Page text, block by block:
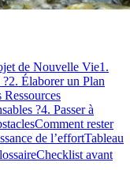
de Nouvelle Vie1.
?2. Élaborer un Plan
?4. Passer à
Comment rester
de l’effortTableau
Checklist avant